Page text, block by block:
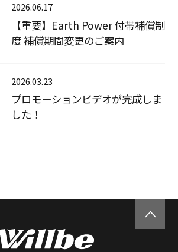
2026.06.17
【重要】Earth Power 付帯補償制
度 補償期間変更のご案内
2026.03.23
プロモーションビデオが完成しま
した！